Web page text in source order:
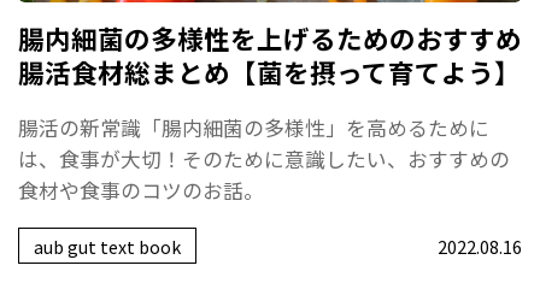
腸内細菌の多様性を上げるためのおすすめ
腸活食材総まとめ【菌を摂って育てよう】
腸活の新常識「腸内細菌の多様性」を高めるために
は、食事が大切！そのために意識したい、おすすめの
食材や食事のコツのお話。
aub gut text book 2022.08.16